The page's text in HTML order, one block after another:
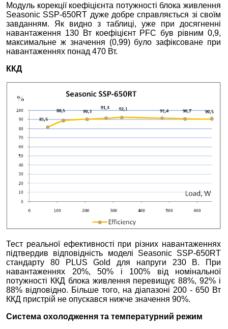
Модуль корекції коефіцієнта потужності блока живлення
Seasonic SSP-650RT дуже добре справляється зі своїм
завданням. Як видно з таблиці, уже при досягненні
навантаження 130 Вт коефіцієнт PFC був рівним 0,9,
максимальне ж значення (0,99) було зафіксоване при
навантаженнях понад 470 Вт.
ККД
Тест реальної ефективності при різних навантаженнях
підтвердив відповідність моделі Seasonic SSP-650RT
стандарту 80 PLUS Gold для напруги 230 В. При
навантаженнях 20%, 50% і 100% від номінальної
потужності ККД блока живлення перевищує 88%, 92% і
88% відповідно. Більше того, на діапазоні 200 - 650 Вт
ККД пристрій не опускався нижче значення 90%.
Система охолодження та температурний режим